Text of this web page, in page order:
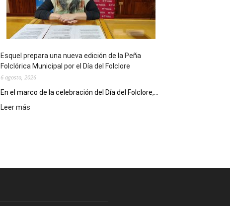
años
con
un
Conversatorio
Escritores
Locales
Esquel prepara una nueva edición de la Peña
Folclórica Municipal por el Día del Folclore
6 agosto, 2026
En el marco de la celebración del Día del Folclore,...
Leer más
de